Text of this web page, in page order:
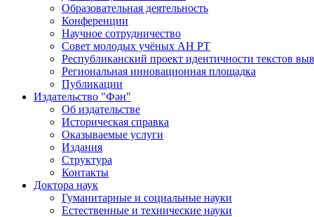
Образовательная деятельность
Конференции
Научное сотрудничество
Совет молодых учёных АН РТ
Республиканский проект идентичности текстов
Региональная инновационная площадка
Публикации
Издательство "Фән"
Об издательстве
Историческая справка
Оказываемые услуги
Издания
Структура
Контакты
Доктора наук
Гуманитарные и социальные науки
Естественные и технические науки